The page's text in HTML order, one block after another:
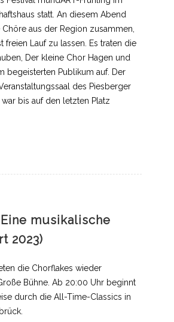
statt. An diesem Abend
aus der Region zusammen,
freien Lauf zu lassen. Es traten die
Der kleine Chor Hagen und
begeisterten Publikum auf. Der
des Piesberger
bis auf den letzten Platz
musikalische
2023)
die Chorflakes wieder
Bühne. Ab 20:00 Uhr beginnt
durch die All-Time-Classics in